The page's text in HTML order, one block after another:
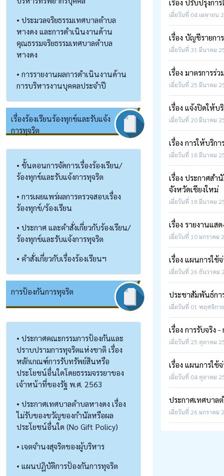
• ประมวลจริยธรรมเทศบาลตำบล
หางดง และการดำเนินงานด้าน
คุณธรรมจริยธรรมเทศบาลตำบล
หางดง
• การรายงานผลการดำเนินงานด้าน
การบริหารงานบุคคลประจำปี
เรื่องร้องเรียนร้องทุกข์และรับแจ้ง
การทุจริต
• ขั้นตอนการจัดการเรื่องร้องเรียน/
ร้องทุกข์และรับแจ้งการทุจริต
• การเผยแพร่ผลการตรวจสอบเรื่อง
ร้องทุกข์/ร้องเรียน
• ประกาศ และคำสั่งเกี่ยวกับร้องเรียน/
ร้องทุกข์และรับแจ้งการทุจริต
• คำสั่งเกี่ยวกับเรื่องร้องเรียนฯ
การป้องกันการทุจริต
• ประกาศคณะกรรมการป้องกันและ
ปราบปรามการทุจริตแห่งชาติ เรื่อง
หลักเกณฑ์การรับทรัพย์สินหรือ
ประโยชน์อื่นใดโดยธรรมจรรยาของ
เจ้าหน้าที่ของรัฐ พ.ศ. 2563
• ประกาศเทศบาลตำบลหางดง เรื่อง
ไม่รับของขวัญของกำนัลหรือผล
ประโยชน์อื่นใด (No Gift Policy)
• เจตจำนงสุจริตของผู้บริหาร
• แผนปฏิบัติการป้องกันการทุจริต
เรื่อง ปรับปรุงก
เมื่อวันที่ 04 เมษายน
เรื่อง​ บัญชีรายก
เมื่อวันที่ 31 มีนาคม
เรื่อง มาตรการร่
เมื่อวันที่ 25 มีนาคม
เรื่อง แจ้งปิดให้
เมื่อวันที่ 20 มีนาคม
เรื่อง การให้บริ
เมื่อวันที่ 18 มีนาคม
เรื่อง ประกาศสำ
จังหวัดเชียงใหม่
เมื่อวันที่ 18 มีนาคม
เรื่อง รายงานแ
เมื่อวันที่ 10 มกราคม
เรื่อง แผนการใ
เมื่อวันที่ 26 ธันวาคม
ประชาสัมพันธ์กา
เมื่อวันที่ 01 พฤศจิกา
เรื่อง การรับจริง
เมื่อวันที่ 25 ตุลาคม
เรื่อง แผนการใ
เมื่อวันที่ 04 ตุลาคม
ประกาศเทศบาล
เมื่อวันที่ 26 มกราคม